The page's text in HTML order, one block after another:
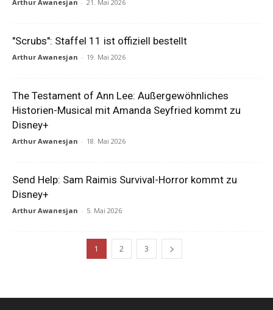
Arthur Awanesjan - 21. Mai 2026
"Scrubs": Staffel 11 ist offiziell bestellt
Arthur Awanesjan - 19. Mai 2026
The Testament of Ann Lee: Außergewöhnliches
Historien-Musical mit Amanda Seyfried kommt zu
Disney+
Arthur Awanesjan - 18. Mai 2026
Send Help: Sam Raimis Survival-Horror kommt zu
Disney+
Arthur Awanesjan - 5. Mai 2026
1 2 3